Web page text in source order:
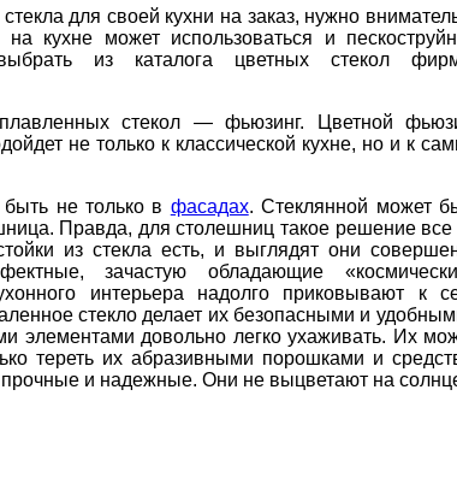
для своей кухни на заказ, нужно
на кухне может использоваться и
из каталога цветных стекол
стекол — фьюзинг. Цветной
не только к классической кухне, но и к
не только в фасадах. Стеклянной может
Правда, для столешниц такое решение
из стекла есть, и выглядят они
зачастую обладающие
интерьера надолго приковывают к
стекло делает их безопасными и
элементами довольно легко ухаживать. Их
тереть их абразивными порошками и
и надежные. Они не выцветают на